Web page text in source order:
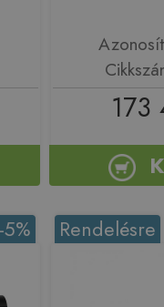
173
-5% Rendelésre